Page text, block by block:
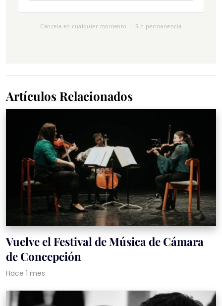
Cancela en cualquier momento · Sin permanencia
Artículos Relacionados
Vuelve el Festival de Música de Cámara
de Concepción
Hace 1 mes